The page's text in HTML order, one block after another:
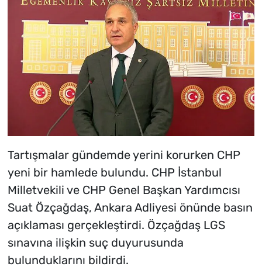
Tartışmalar gündemde yerini korurken CHP
yeni bir hamlede bulundu. CHP İstanbul
Milletvekili ve CHP Genel Başkan Yardımcısı
Suat Özçağdaş, Ankara Adliyesi önünde basın
açıklaması gerçekleştirdi. Özçağdaş LGS
sınavına ilişkin suç duyurusunda
bulunduklarını bildirdi.